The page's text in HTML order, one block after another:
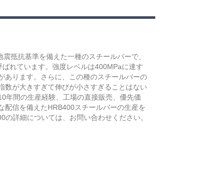
抵抗基準を備えた一種のスチールバーで、
れています。強度レベルは400MPaに達す
あります。さらに、この種のスチールバーの
数が大きすぎて伸びが小さすぎることはない
年間の生産経験、工場の直接販売、優先価
配信を備えたHRB400スチールバーの生産を
の詳細については、お問い合わせください。